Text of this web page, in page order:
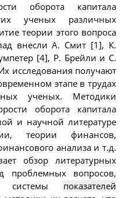
оборота капитала
ученых различных
теории этого вопроса
внесли А. Смит [1], К.
[4], Р. Брейли и С.
исследования получают
этапе в трудах
ученых. Методики
оборота капитала
и научной литературе
теории финансов,
анализа и т.д.
обзор литературных
проблемных вопросов,
системы показателей